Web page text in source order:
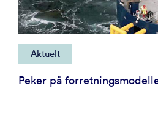
Aktuelt
Peker på